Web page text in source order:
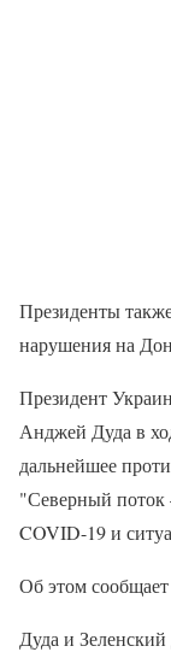
Президенты
нарушения на
Президент
Анджей Дуда в
дальнейшее
"Северный поток
COVID-19 и
Об этом сообщает
Дуда и